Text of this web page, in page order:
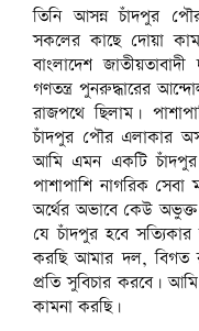
তিনি আসন্ন চাঁদপুর
সকলের কাছে দোয়া
বাংলাদেশ
গণতন্ত্র পুনরুদ্ধারের
রাজপথে ছিলাম।
চাঁদপুর পৌর এলাকার
আমি এমন একটি চাঁদপুর
পাশাপাশি নাগরিক
অর্থের অভাবে কেউ
যে চাঁদপুর হবে সত্যিকার
করছি আমার দল, বিগত
প্রতি সুবিচার করবে।
কামনা করছি।